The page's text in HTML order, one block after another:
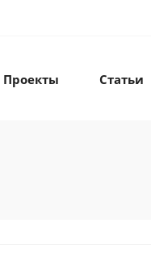
Проекты Статьи